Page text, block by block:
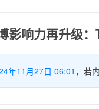
影响力再升级
年11月27日 06:01 ，若